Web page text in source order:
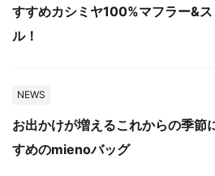
すすめカシミヤ100%マフラー&
ル！
NEWS
お出かけが増えるこれからの季節
すめのmienoバッグ